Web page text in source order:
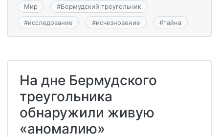
Мир #Бермудский треугольник
#исследование #исчезновение #тайна
На дне Бермудского
треугольника
обнаружили живую
«аномалию»